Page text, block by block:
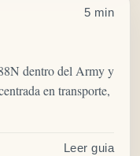
5 min
dentro del Army y
en transporte,
Leer guia